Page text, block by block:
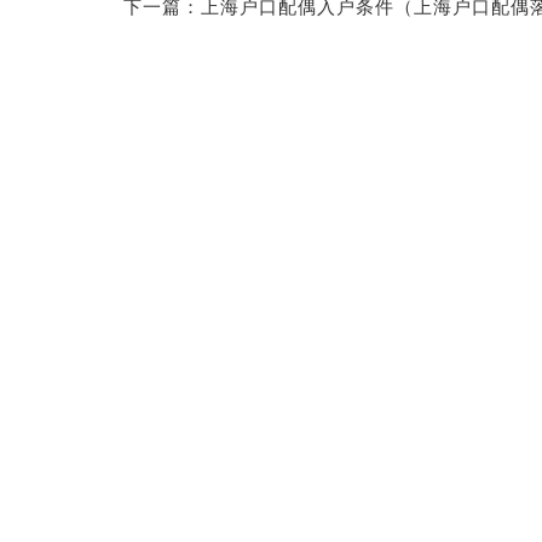
下一篇： 上海户口配偶入户条件（上海户口配偶